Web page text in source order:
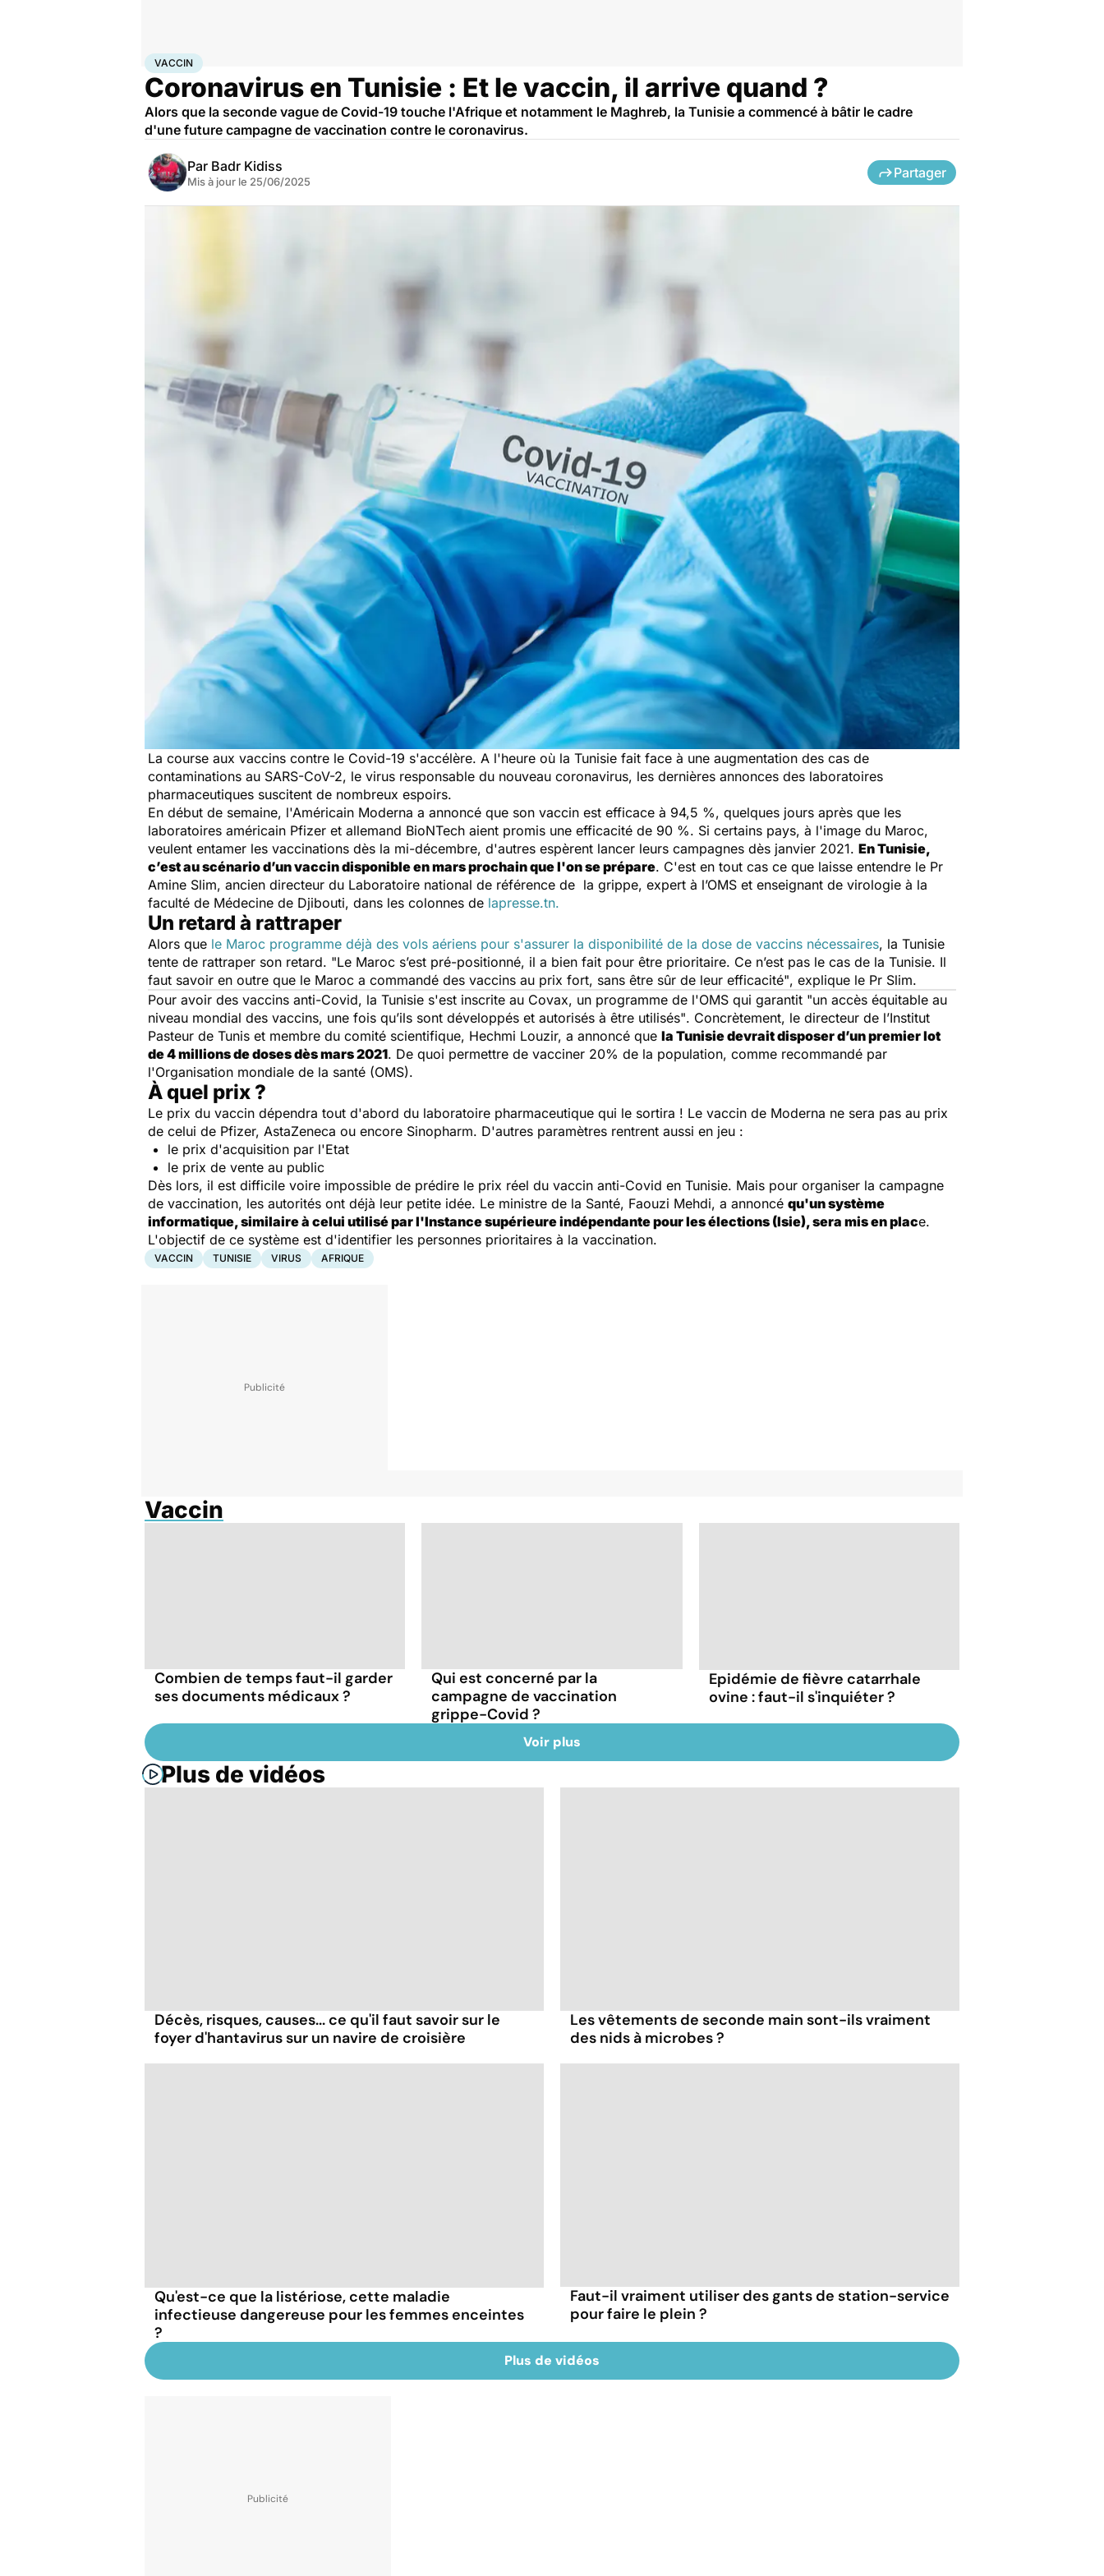
AccueilSanté
VACCIN
Coronavirus en Tunisie : Et le vaccin, il arrive quand ?
Alors que la seconde vague de Covid-19 touche l'Afrique et notamment le Maghreb, la Tunisie a commencé à bâtir le cadre
d'une future campagne de vaccination contre le coronavirus.
Par Badr Kidiss
Mis à jour le 25/06/2025
Partager
La course aux vaccins contre le Covid-19 s'accélère. A l'heure où la Tunisie fait face à une augmentation des cas de
contaminations au SARS-CoV-2, le virus responsable du nouveau coronavirus, les dernières annonces des laboratoires
pharmaceutiques suscitent de nombreux espoirs.
En début de semaine, l'Américain Moderna a annoncé que son vaccin est efficace à 94,5 %, quelques jours après que les
laboratoires américain Pfizer et allemand BioNTech aient promis une efficacité de 90 %. Si certains pays, à l'image du Maroc,
veulent entamer les vaccinations dès la mi-décembre, d'autres espèrent lancer leurs campagnes dès janvier 2021. En Tunisie,
c’est au scénario d’un vaccin disponible en mars prochain que l'on se prépare. C'est en tout cas ce que laisse entendre le Pr
Amine Slim, ancien directeur du Laboratoire national de référence de la grippe, expert à l’OMS et enseignant de virologie à la
faculté de Médecine de Djibouti, dans les colonnes de lapresse.tn.
Un retard à rattraper
Alors que le Maroc programme déjà des vols aériens pour s'assurer la disponibilité de la dose de vaccins nécessaires, la Tunisie
tente de rattraper son retard. "Le Maroc s’est pré-positionné, il a bien fait pour être prioritaire. Ce n’est pas le cas de la Tunisie. Il
faut savoir en outre que le Maroc a commandé des vaccins au prix fort, sans être sûr de leur efficacité", explique le Pr Slim.
Pour avoir des vaccins anti-Covid, la Tunisie s'est inscrite au Covax, un programme de l'OMS qui garantit "un accès équitable au
niveau mondial des vaccins, une fois qu’ils sont développés et autorisés à être utilisés". Concrètement, le directeur de l’Institut
Pasteur de Tunis et membre du comité scientifique, Hechmi Louzir, a annoncé que la Tunisie devrait disposer d’un premier lot
de 4 millions de doses dès mars 2021. De quoi permettre de vacciner 20% de la population, comme recommandé par
l'Organisation mondiale de la santé (OMS).
À quel prix ?
Le prix du vaccin dépendra tout d'abord du laboratoire pharmaceutique qui le sortira ! Le vaccin de Moderna ne sera pas au prix
de celui de Pfizer, AstaZeneca ou encore Sinopharm. D'autres paramètres rentrent aussi en jeu :
le prix d'acquisition par l'Etat
le prix de vente au public
Dès lors, il est difficile voire impossible de prédire le prix réel du vaccin anti-Covid en Tunisie. Mais pour organiser la campagne
de vaccination, les autorités ont déjà leur petite idée. Le ministre de la Santé, Faouzi Mehdi, a annoncé qu'un système
informatique, similaire à celui utilisé par l'Instance supérieure indépendante pour les élections (Isie), sera mis en place.
L'objectif de ce système est d'identifier les personnes prioritaires à la vaccination.
VACCIN TUNISIE VIRUS AFRIQUE
Vaccin
Combien de temps faut-il garder
ses documents médicaux ?
Qui est concerné par la
campagne de vaccination
grippe-Covid ?
Epidémie de fièvre catarrhale
ovine : faut-il s'inquiéter ?
Voir plus
Plus de vidéos
Décès, risques, causes... ce qu'il faut savoir sur le
foyer d'hantavirus sur un navire de croisière
Les vêtements de seconde main sont-ils vraiment
des nids à microbes ?
Qu'est-ce que la listériose, cette maladie
infectieuse dangereuse pour les femmes enceintes
?
Faut-il vraiment utiliser des gants de station-service
pour faire le plein ?
Plus de vidéos